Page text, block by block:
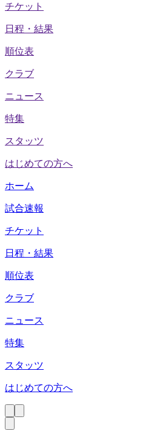
チケット
日程・結果
順位表
クラブ
ニュース
特集
スタッツ
はじめての方へ
ホーム
試合速報
チケット
日程・結果
順位表
クラブ
ニュース
特集
スタッツ
はじめての方へ